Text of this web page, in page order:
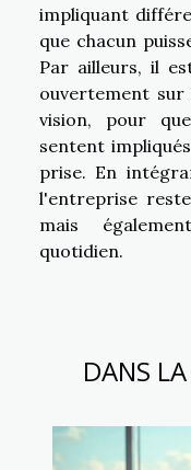
impliquant
que chacun
Par ailleurs, il
ouvertement
vision, pour
sentent
prise. En
l'entreprise
mais
quotidien.
DANS